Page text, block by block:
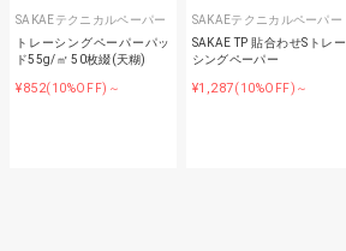
SAKAEテクニカルペーパー
トレーシングペーパーパッ
ド55g/㎡ 50枚綴(天糊)
¥852(10%OFF)～
SAKAEテクニカルペーパー
SAKAE TP 貼合わせSトレー
シングペーパー
¥1,287(10%OFF)～